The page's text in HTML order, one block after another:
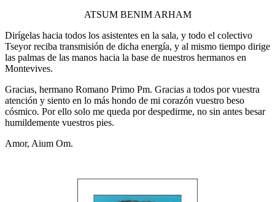
ATSUM BENIM ARHAM
Dirígelas hacia todos los asistentes en la sala, y todo el colectivo
Tseyor reciba transmisión de dicha energía, y al mismo tiempo dirige
las palmas de las manos hacia la base de nuestros hermanos en
Montevives.
Gracias, hermano Romano Primo Pm. Gracias a todos por vuestra
atención y siento en lo más hondo de mi corazón vuestro beso
cósmico. Por ello solo me queda por despedirme, no sin antes besar
humildemente vuestros pies.
Amor, Aium Om.